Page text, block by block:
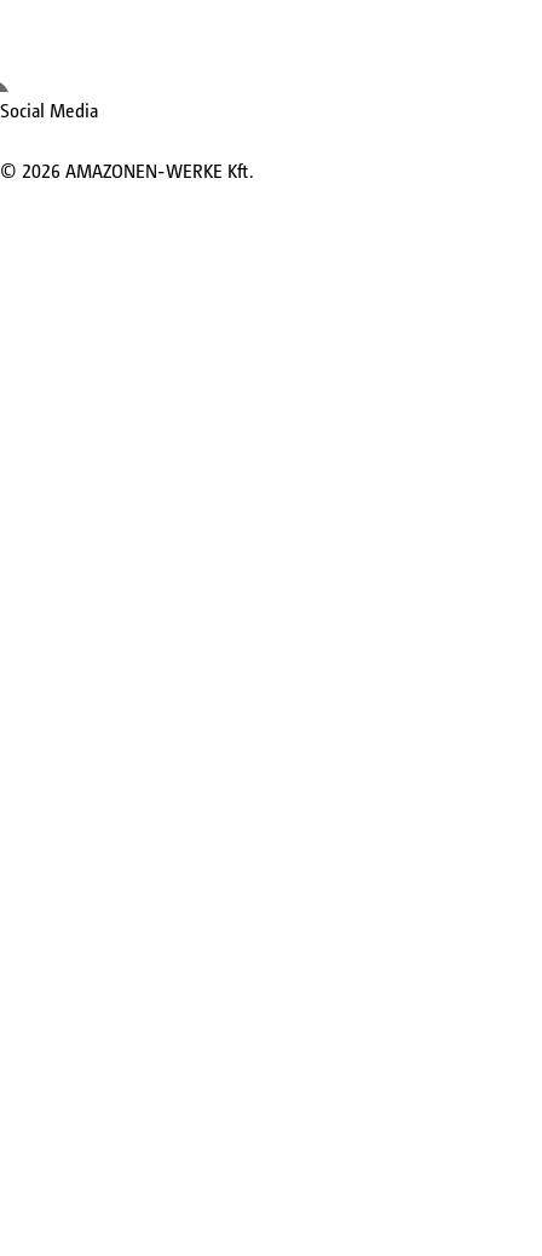
Social Media
© 2026AMAZONEN-WERKE Kft.